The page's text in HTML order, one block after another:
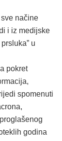
načine
i iz medijske
u
pokret
spomenuti
godina